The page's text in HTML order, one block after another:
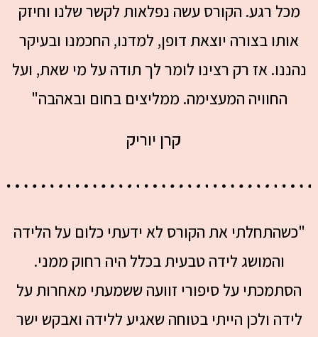
מכל רגע. הקורס עשה נפלאות לקשר שלנו וחיזק
אותו בצורה יוצאת דופן, למדנו, החכמנו ובעיקר
נהננו. אז רק רצינו לומר לך תודה על מי שאת, ועל
החוויה המעצימה. ממליצים בחום ובאהבה"
קרן יוריק
"כשהתחלתי את הקורס לא ידעתי כלום על הלידה
והמושג לידה טבעית בכלל היה רחוק ממני.
הסתמכתי על סיפורי זוועה ששמעתי מאחרות על
לידה ולכן הייתי בטוחה שאגיע ללידה ואבקש ישר